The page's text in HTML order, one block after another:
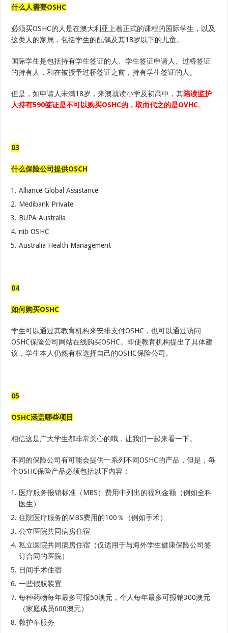
什么人需要OSHC
必须买OSHC的人是在澳大利亚上着正式的课程的国际学生，以及
这类人的家属，包括学生的配偶及其18岁以下的儿童。
国际学生是包括持有学生签证的人、学生签证申请人、过桥签证
的持有人，和在被授予过桥签证之前，持有学生签证的人。
但是，如申请人未满18岁，来澳就读小学及初高中，其陪读监护
人持有590签证是不可以购买OSHC的，取而代之的是OVHC。
03
什么保险公司提供OSCH
Alliance Global Assistance
Medibank Private
BUPA Australia
nib OSHC
Australia Health Management
04
如何购买OSHC
学生可以通过其教育机构来安排支付OSHC，也可以通过访问
OSHC保险公司网站在线购买OSHC。即使教育机构提出了具体建
议，学生本人仍然有权选择自己的OSHC保险公司。
05
OSHC涵盖哪些项目
相信这是广大学生都非常关心的哦，让我们一起来看一下。
不同的保险公司有可能会提供一系列不同OSHC的产品，但是，每
个OSHC保险产品必须包括以下内容：
医疗服务报销标准（MBS）费用中列出的福利金额（例如全科
医生）
住院医疗服务的MBS费用的100％（例如手术）
公立医院共同病房住宿
私立医院共同病房住宿（仅适用于与海外学生健康保险公司签
订合同的医院）
日间手术住宿
一些假肢装置
每种药物每年最多可报50澳元，个人每年最多可报销300澳元
（家庭成员600澳元）
救护车服务